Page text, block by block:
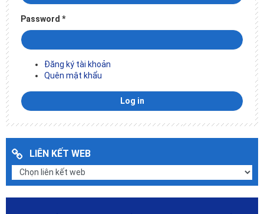
Password *
Đăng ký tài khoản
Quên mật khẩu
LIÊN KẾT WEB